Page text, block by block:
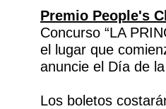
Premio People's
Concurso “LA
el lugar que
anuncie el Día de
Los boletos